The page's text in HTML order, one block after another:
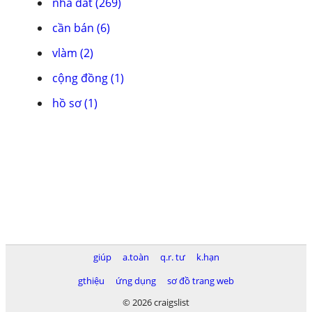
cần bán (6)
vlàm (2)
cộng đồng (1)
hồ sơ (1)
giúp a.toàn q.r. tư
k.hạn
gthiệu
ứng dụng
sơ đồ trang web
© 2026 craigslist